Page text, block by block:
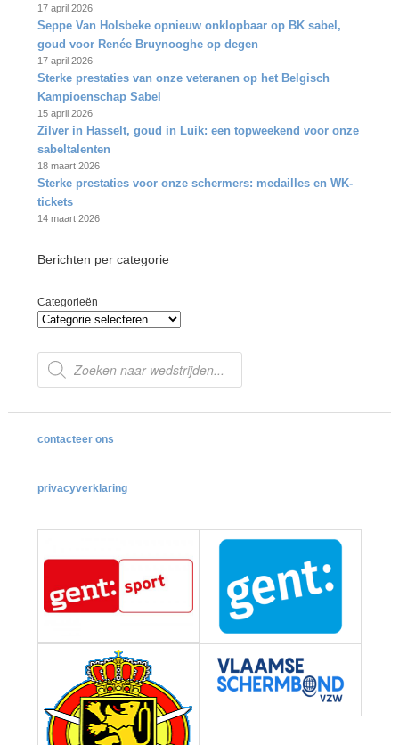
17 april 2026
Seppe Van Holsbeke opnieuw onklopbaar op BK sabel,
goud voor Renée Bruynooghe op degen
17 april 2026
Sterke prestaties van onze veteranen op het Belgisch
Kampioenschap Sabel
15 april 2026
Zilver in Hasselt, goud in Luik: een topweekend voor onze
sabeltalenten
18 maart 2026
Sterke prestaties voor onze schermers: medailles en WK-
tickets
14 maart 2026
Berichten per categorie
Categorieën
Producten
zoeken
contacteer ons
privacyverklaring